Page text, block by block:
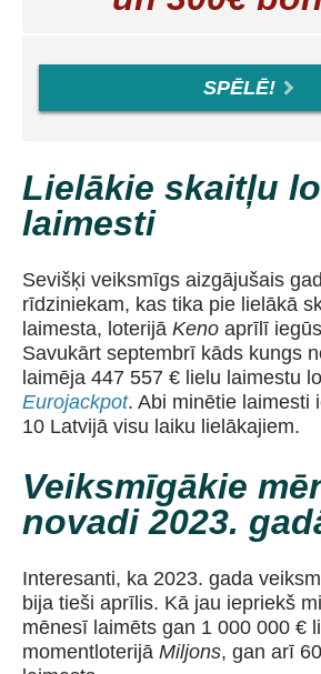
SPĒLĒ!
Lielākie skaitļu
laimesti
Sevišķi veiksmīgs aizgājušais
rīdziniekam, kas tika pie lielākā
laimesta, loterijā Keno aprīlī
Savukārt septembrī kāds kungs
laimēja 447 557 € lielu laimestu
Eurojackpot. Abi minētie laimesti
10 Latvijā visu laiku lielākajiem.
Veiksmīgākie
novadi 2023.
Interesanti, ka 2023. gada
bija tieši aprīlis. Kā jau iepriekš
mēnesī laimēts gan 1 000 000 €
momentloterijā Miljons, gan arī